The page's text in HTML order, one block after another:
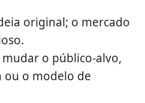
original; o mercado
mudar o público-alvo,
ou o modelo de